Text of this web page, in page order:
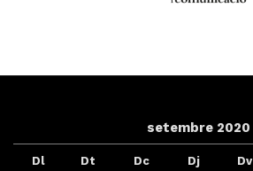
setembre 2020
Dl Dt Dc Dj Dv